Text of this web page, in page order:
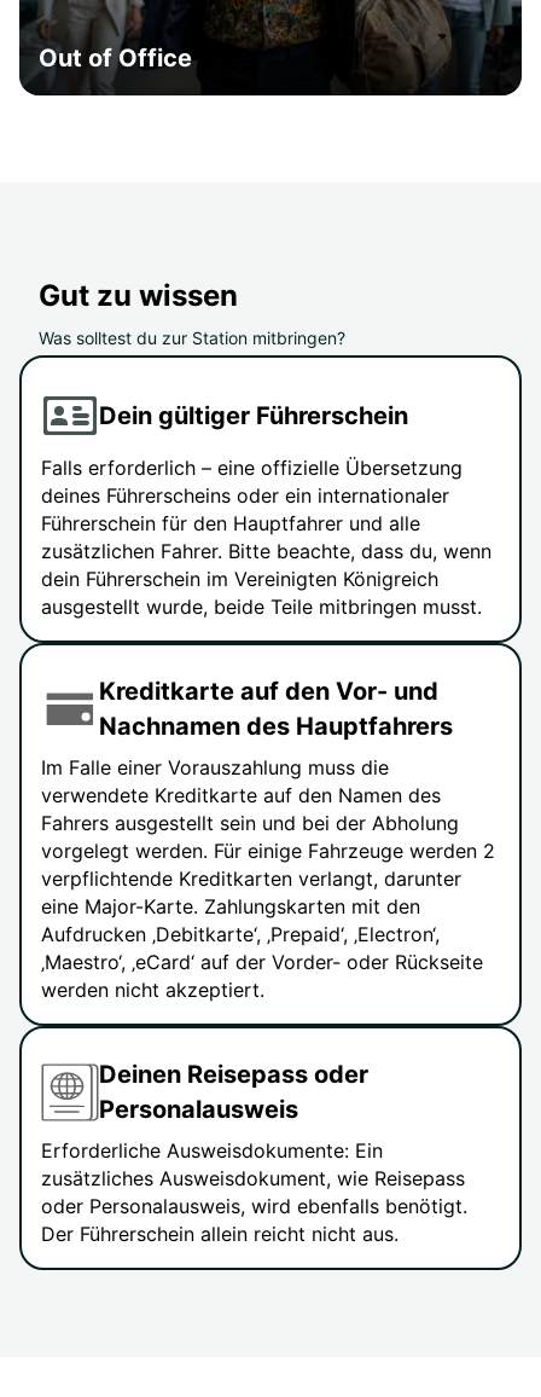
Out of Office
Gut zu wissen
Was solltest du zur Station mitbringen?
Dein gültiger Führerschein
Falls erforderlich – eine offizielle Übersetzung
deines Führerscheins oder ein internationaler
Führerschein für den Hauptfahrer und alle
zusätzlichen Fahrer. Bitte beachte, dass du, wenn
dein Führerschein im Vereinigten Königreich
ausgestellt wurde, beide Teile mitbringen musst.
Kreditkarte auf den Vor- und
Nachnamen des Hauptfahrers
Im Falle einer Vorauszahlung muss die
verwendete Kreditkarte auf den Namen des
Fahrers ausgestellt sein und bei der Abholung
vorgelegt werden. Für einige Fahrzeuge werden 2
verpflichtende Kreditkarten verlangt, darunter
eine Major-Karte. Zahlungskarten mit den
Aufdrucken ‚Debitkarte‘, ‚Prepaid‘, ‚Electron‘,
‚Maestro‘, ‚eCard‘ auf der Vorder- oder Rückseite
werden nicht akzeptiert.
Deinen Reisepass oder
Personalausweis
Erforderliche Ausweisdokumente: Ein
zusätzliches Ausweisdokument, wie Reisepass
oder Personalausweis, wird ebenfalls benötigt.
Der Führerschein allein reicht nicht aus.